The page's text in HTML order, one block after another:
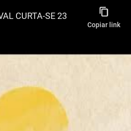
CURTA-SE 23
Copiar link